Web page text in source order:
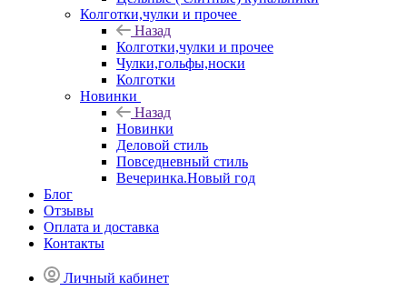
Колготки,чулки и прочее
Назад
Колготки,чулки и прочее
Чулки,гольфы,носки
Колготки
Новинки
Назад
Новинки
Деловой стиль
Повседневный стиль
Вечеринка.Новый год
Блог
Отзывы
Оплата и доставка
Контакты
Личный кабинет